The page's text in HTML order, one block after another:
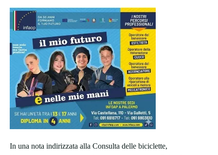
In una nota indirizzata alla Consulta delle biciclette,